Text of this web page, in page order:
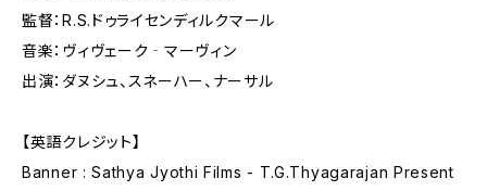
監督：R.S.ドゥライセンディルクマール
音楽：ヴィヴェーク‐マーヴィン
出演：ダヌシュ、スネーハー、ナーサル
【英語クレジット】
Banner : Sathya Jyothi Films - T.G.Thyagarajan Present